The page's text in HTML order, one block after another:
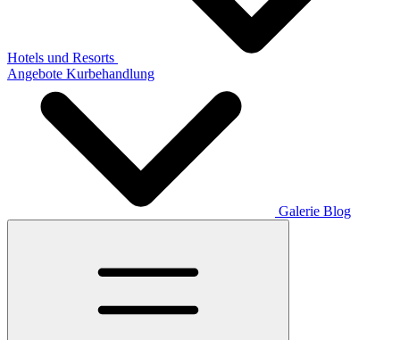
Hotels und Resorts
Angebote Kurbehandlung
Galerie Blog